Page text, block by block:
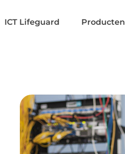
ICT Lifeguard Producten